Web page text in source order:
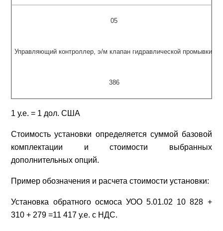
05
Управляющий контроллер, э/м клапан гидравлической промывки
386
1 у.е. = 1 дол. США
Стоимость установки определяется суммой базовой
комплектации и стоимости выбранных
дополнительных опций.
Пример обозначения и расчета стоимости установки:
Установка обратного осмоса УОО5.01.02 10 828 +
310 + 279 =11 417 у.е. с НДС.